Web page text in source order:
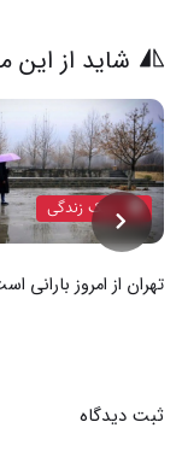
شاید از این
سبک زندگی
تهران از امروز بارانی
ثبت دیدگاه